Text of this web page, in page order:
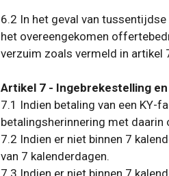
6.2 In het geval van
het overeengekomen
verzuim zoals vermeld in artikel
Artikel 7 - Ingebrekestelling
7.1 Indien betaling van een KY-
betalingsherinnering met daarin
7.2 Indien er niet binnen 7
van 7 kalenderdagen.
7.3 Indien er niet binnen 7